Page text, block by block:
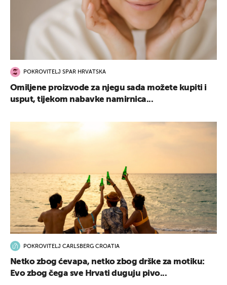
POKROVITELJ SPAR HRVATSKA
Omiljene proizvode za njegu sada možete kupiti i
usput, tijekom nabavke namirnica...
POKROVITELJ CARLSBERG CROATIA
Netko zbog ćevapa, netko zbog drške za motiku:
Evo zbog čega sve Hrvati duguju pivo...